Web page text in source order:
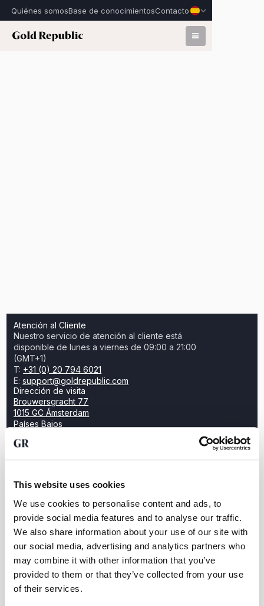
This website uses cookies
We use cookies to personalise content and ads, to
provide social media features and to analyse our traffic.
We also share information about your use of our site with
our social media, advertising and analytics partners who
may combine it with other information that you’ve
provided to them or that they’ve collected from your use
of their services.
Quiénes somosBase de conocimientosContacto
Atención al Cliente
Nuestro servicio de atención al cliente está
disponible de lunes a viernes de 09:00 a 21:00
(GMT+1)
T: +31 (0) 20 794 6021
E:support@goldrepublic.com
Dirección de visita
Brouwersgracht 77
1015 GC Ámsterdam
Países Bajos
Crear patrimonio invirtiendo en oro?
Abra una cuenta gratuita y descubra lo fácil que es
invertir en metales preciosos físicos con
GoldRepublic.
Abre tu cuenta gratuita